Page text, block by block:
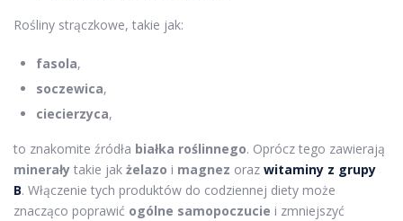
Rośliny strączkowe, takie jak:
fasola,
soczewica,
ciecierzyca,
to znakomite źródła białka roślinnego. Oprócz tego zawierają
minerały takie jak żelazo i magnez oraz witaminy z grupy
B. Włączenie tych produktów do codziennej diety może
znacząco poprawić ogólne samopoczucie i zmniejszyć